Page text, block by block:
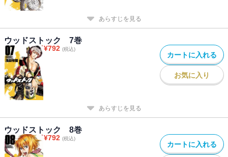
あらすじを見る
ウッドストック 7巻
¥792 (税込)
カートに入れる
お気に入り
あらすじを見る
ウッドストック 8巻
¥792 (税込)
カートに入れる